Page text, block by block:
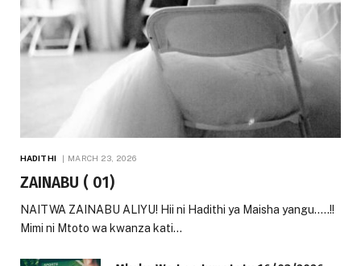
HADITHI MARCH 23, 2026
ZAINABU ( 01)
NAITWA ZAINABU ALIYU! Hii ni Hadithi ya Maisha yangu…..!!
Mimi ni Mtoto wa kwanza kati…